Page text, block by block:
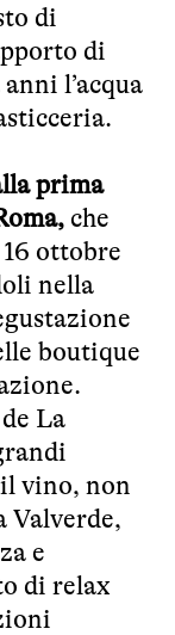
di
di
l’acqua
prima
che
ottobre
nella
boutique
La
vino, non
Valverde,
e
di relax